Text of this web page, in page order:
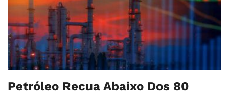
Petróleo Recua Abaixo Dos 80